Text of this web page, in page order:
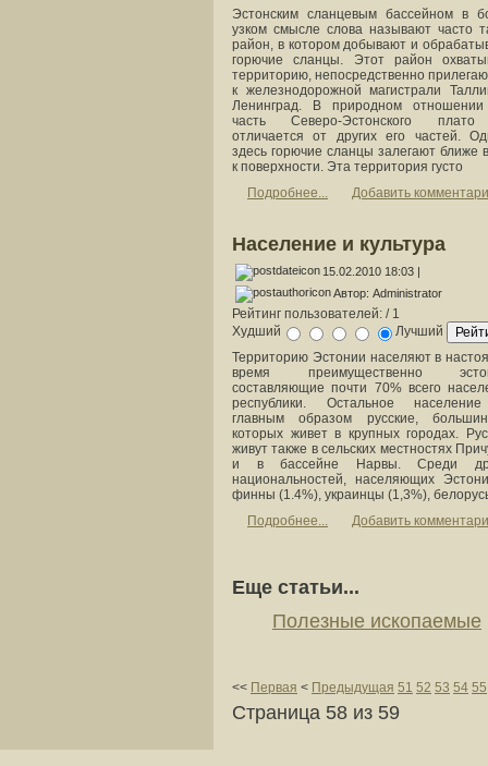
Эстонским сланцевым бассейном в
узком смысле слова называют часто
район, в котором добывают и
горючие сланцы. Этот район
территорию, непосредственно
к железнодорожной магистрали
Ленинград. В природном
часть Северо-Эстонского
отличается от других его частей.
здесь горючие сланцы залегают ближе
к поверхности. Эта территория густо
Подробнее...
Добавить
Население и культура
15.02.2010 18:03 |
Автор: Administrator
Рейтинг пользователей: / 1
Худший
Лучший
Территорию Эстонии населяют в
время преимущественно
составляющие почти 70% всего
республики. Остальное
главным образом русские,
которых живет в крупных городах.
живут также в сельских местностях
и в бассейне Нарвы. Среди
национальностей, населяющих
финны (1.4%), украинцы (1,3%),
Подробнее...
Добавить
Еще статьи...
Полезные ископаемые
<< Первая < Предыдущая 51 52 53 54 55
Страница 58 из 59